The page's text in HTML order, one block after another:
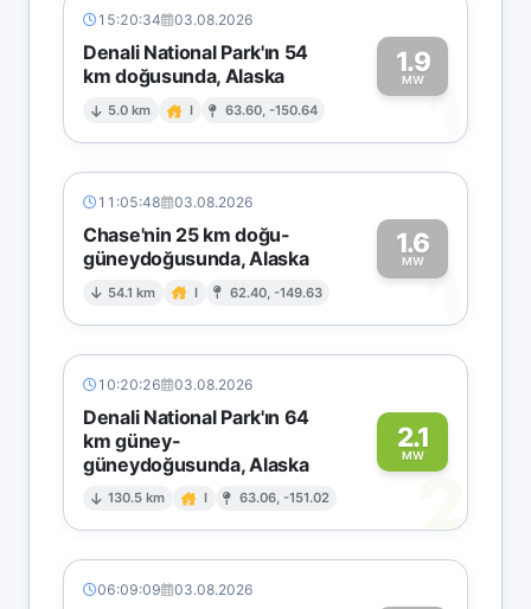
15:20:34 03.08.2026
Denali National Park'ın 54
km doğusunda, Alaska
5.0 km I 63.60, -150.64
1.9
MW1
11:05:48 03.08.2026
Chase'nin 25 km doğu-
güneydoğusunda, Alaska
54.1 km I 62.40, -149.63
1.6
MW1
10:20:26 03.08.2026
Denali National Park'ın 64
km güney-
güneydoğusunda, Alaska
130.5 km I 63.06, -151.02
2.1
MW
2
06:09:09 03.08.2026